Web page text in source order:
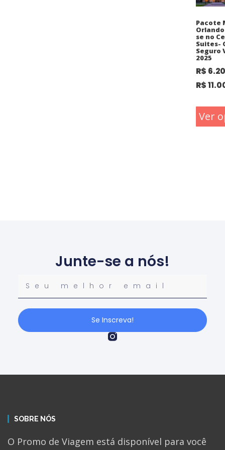
Pacote
se no
Suites-
Seguro
2025
R$
R$
Ver
Junte-se a nós!
Se Inscreva!
SOBRE NÓS
O Promo de Viagem está disponível para você